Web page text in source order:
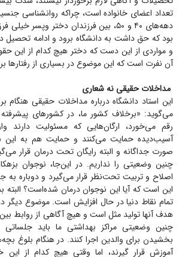
تعداد اعضای خانواده است، چراکه روانشناسی
دهه‌های ۴۰ و ۵۰، بین فرزندان دختر وپسر
بود که حق داشت به دانشگاه برود و ادامه تحصیل
و مواردی از این دست که دختر هیچ کدام از این
آن نفرت است که این موضوع در بسیاری از رفتار‌ها
مداخلات حقیقی نه شعاری
این استاد دانشگاه درباره مداخلات حقیقی
می‌گوید: «برخلاف کشور ما، در کشور‌های
رقم می‌خورد، ارگان‌هایی که مسئولیت دارند
آسیب‌دیده حمایت می‌کنند و حمایت هم به این
صورت جداگانه و البته رایگان تحت درمان قرار
چنین وضعیتی را نداریم. در این‌جا، نوجوان
اصلاح و تربیت تحت‌نظر قرار می‌گیرد و دوباره
این است که آیا این نوجوان درمان شده‌است؟
تمام نقاط دنیا در حال افزایش است. موضوع دیگر
هدف آنها تولید مثل است و هیچ آگاهی از روابط بین
چنین وضعیتی مراکز بهداشتی ما باید
بخشیدن برای والدین اجرا کنند. در هنگام بلوغ
آموزش قرار گیرند، اما وقتی هیچ کدام از این